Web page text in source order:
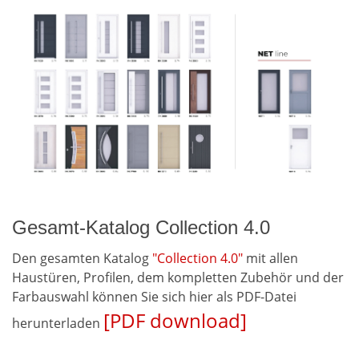
Gesamt-Katalog Collection 4.0
Den gesamten Katalog "Collection 4.0" mit allen
Haustüren, Profilen, dem kompletten Zubehör und der
Farbauswahl können Sie sich hier als PDF-Datei
herunterladen [PDF download]